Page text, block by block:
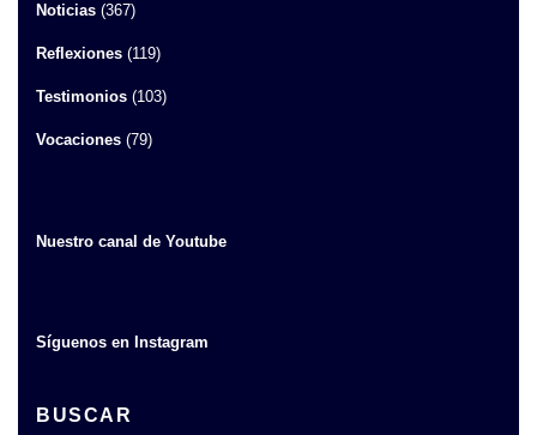
Noticias (367)
Reflexiones (119)
Testimonios (103)
Vocaciones (79)
Nuestro canal de Youtube
Síguenos en Instagram
BUSCAR